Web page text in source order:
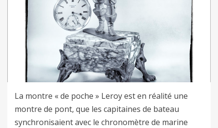
La montre « de poche » Leroy est en réalité une
montre de pont, que les capitaines de bateau
synchronisaient avec le chronomètre de marine